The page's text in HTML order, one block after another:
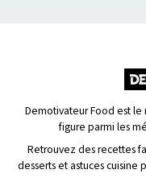
Demotivateur Food est
figure parmi les
Retrouvez des recettes
desserts et astuces cuisine